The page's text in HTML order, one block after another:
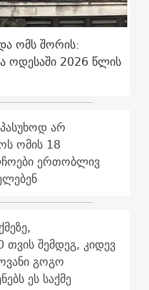
ომს შორის:
ოდესაში 2026 წლის
არ
ომის 18
ერთობლივ
შემდეგ, კიდევ
გოგო
ეს საქმე